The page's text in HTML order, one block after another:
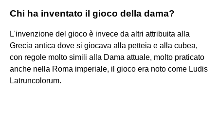
Chi ha inventato il gioco della dama?
L'invenzione del gioco è invece da altri attribuita alla
Grecia antica dove si giocava alla petteia e alla cubea,
con regole molto simili alla Dama attuale, molto praticato
anche nella Roma imperiale, il gioco era noto come Ludis
Latruncolorum.